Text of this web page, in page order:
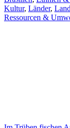
Kultur, Länder,
Ressourcen &